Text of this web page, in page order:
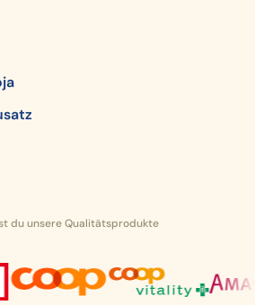
du unsere Qualitätsprodukte